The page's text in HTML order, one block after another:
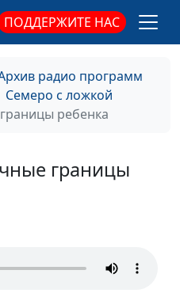
ПОДДЕРЖИТЕ НАС
радио программ
Семеро с ложкой
ребенка
границы
Юлия
Екатерина
Арина
Екатерина
#98